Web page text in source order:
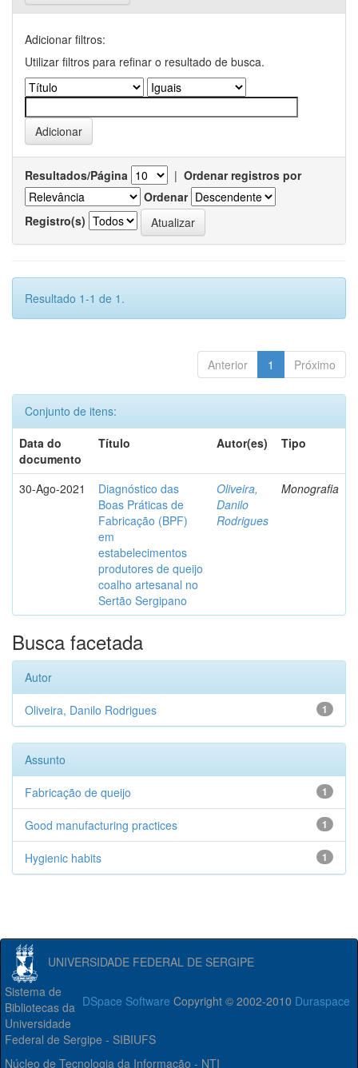
Adicionar filtros:
Utilizar filtros para refinar o resultado de busca.
Resultados/Página | Ordenar registros por
Ordenar
Registro(s)
Resultado 1-1 de 1.
Anterior 1 Próximo
Conjunto de itens:
Data do
documento
Título Autor(es) Tipo
30-Ago-2021
Diagnóstico das
Boas Práticas de
Fabricação (BPF)
em
estabelecimentos
produtores de queijo
coalho artesanal no
Sertão Sergipano
Oliveira,
Danilo
Rodrigues
Monografia
Busca facetada
Autor
1
Oliveira, Danilo Rodrigues
Assunto
1
Fabricação de queijo
1
Good manufacturing practices
1
Hygienic habits
UNIVERSIDADE FEDERAL DE SERGIPE
DSpace Software Copyright © 2002-2010 Duraspace
Sistema de
Bibliotecas da
Universidade
Federal de Sergipe - SIBIUFS
Núcleo de Tecnologia da Informação - NTI